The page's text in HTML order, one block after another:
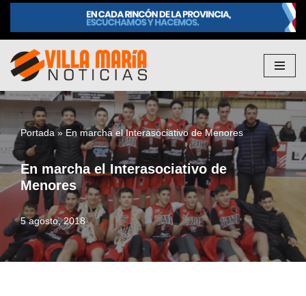
al
contenido
Portada » En marcha el Interasociativo de Menores
En marcha el Interasociativo de
Menores
5 agosto, 2018